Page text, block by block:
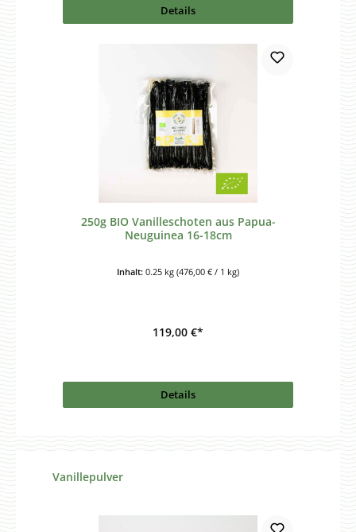
Details
250g BIO Vanilleschoten aus Papua-
Neuguinea 16-18cm
Inhalt: 0.25 kg (476,00 € / 1 kg)
119,00 €*
Details
Produktgalerie überspringen
Vanillepulver